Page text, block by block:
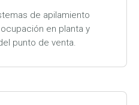
de apilamiento
en planta y
punto de venta.